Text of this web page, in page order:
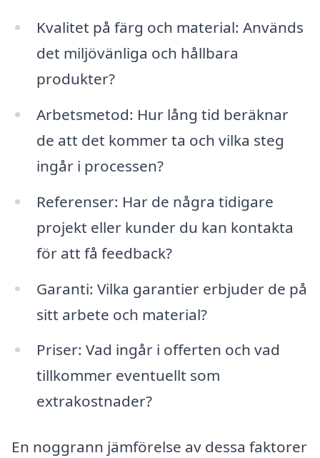
Kvalitet på färg och material: Används
det miljövänliga och hållbara
produkter?
Arbetsmetod: Hur lång tid beräknar
de att det kommer ta och vilka steg
ingår i processen?
Referenser: Har de några tidigare
projekt eller kunder du kan kontakta
för att få feedback?
Garanti: Vilka garantier erbjuder de på
sitt arbete och material?
Priser: Vad ingår i offerten och vad
tillkommer eventuellt som
extrakostnader?
En noggrann jämförelse av dessa faktorer